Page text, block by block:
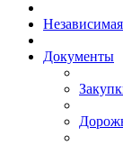
Документы